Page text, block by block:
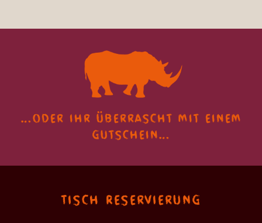
…oder ihr überrascht mit einem
gutschein…
Tisch Reservierung